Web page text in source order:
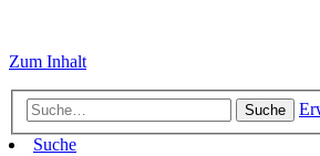
Zum Inhalt
Suche
Suche